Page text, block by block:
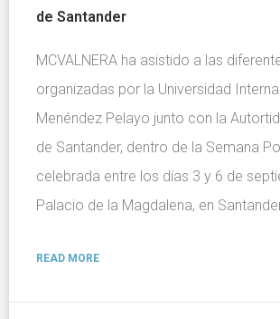
de Santander
MCVALNERA ha asistido a las
organizadas por la Universidad
Menéndez Pelayo junto con la
de Santander, dentro de la Semana
celebrada entre los días 3 y 6 de
Palacio de la Magdalena, en
READ MORE